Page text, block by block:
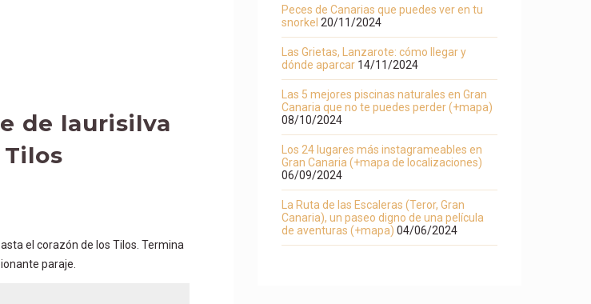
de laurisilva
el corazón de los Tilos. Termina
paraje.
Peces de Canarias que puedes ver en tu
snorkel 20/11/2024
Las Grietas, Lanzarote: cómo llegar y
dónde aparcar 14/11/2024
Las 5 mejores piscinas naturales en Gran
Canaria que no te puedes perder (+mapa)
08/10/2024
Los 24 lugares más instagrameables en
Gran Canaria (+mapa de localizaciones)
06/09/2024
La Ruta de las Escaleras (Teror, Gran
Canaria), un paseo digno de una película
de aventuras (+mapa) 04/06/2024